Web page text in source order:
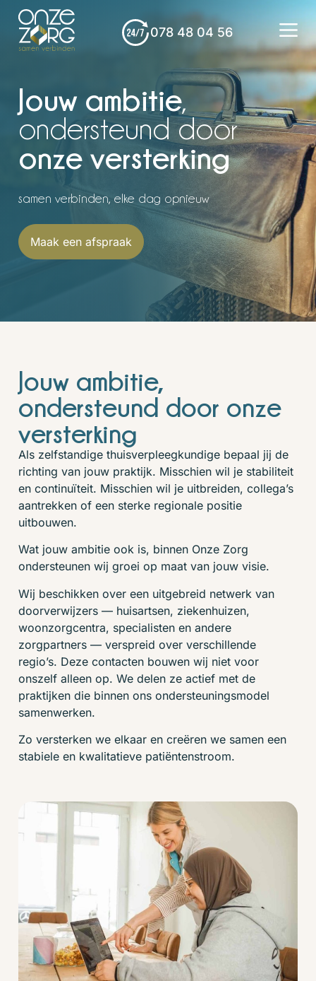
078 48 04 56
Jouw ambitie,
ondersteund door
onze versterking
samen verbinden, elke dag opnieuw
Maak een afspraak
Jouw ambitie,
ondersteund door onze
versterking
Als zelfstandige thuisverpleegkundige bepaal jij de
richting van jouw praktijk. Misschien wil je stabiliteit
en continuïteit. Misschien wil je uitbreiden, collega’s
aantrekken of een sterke regionale positie
uitbouwen.
Wat jouw ambitie ook is, binnen Onze Zorg
ondersteunen wij groei op maat van jouw visie.
Wij beschikken over een uitgebreid netwerk van
doorverwijzers — huisartsen, ziekenhuizen,
woonzorgcentra, specialisten en andere
zorgpartners — verspreid over verschillende
regio’s. Deze contacten bouwen wij niet voor
onszelf alleen op. We delen ze actief met de
praktijken die binnen ons ondersteuningsmodel
samenwerken.
Zo versterken we elkaar en creëren we samen een
stabiele en kwalitatieve patiëntenstroom.